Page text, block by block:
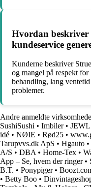
Hvordan beskriver
kundeservice
Kunderne beskriver
og mangel på respekt
behandling, lang
problemer.
Andre anmeldte
SushiSushi • Imbiler•
idé • NØIE • Rød25 •
Tarupvvs.dk ApS • Hgauto •
A/S • DBA • Home-Tex •
App – Se, hvem der ringer•
B.T. • Ponypiger•
• Betty Boo •